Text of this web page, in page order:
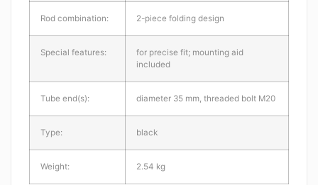
Rod combination: 2-piece folding design
Special features:
for precise fit; mounting aid
included
Tube end(s): diameter 35 mm, threaded bolt M20
Type: black
Weight: 2.54 kg